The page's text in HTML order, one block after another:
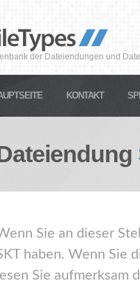
der Dateiendungen und
KONTAKT
Sie an dieser
haben. Wenn Sie
lesen Sie aufmerksam